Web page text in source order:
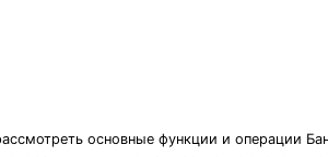
основные функции и операции